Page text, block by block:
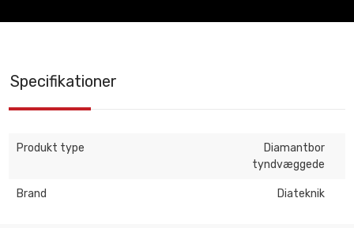
Specifikationer
Produkt type
Diamantbor
tyndvæggede
Brand Diateknik